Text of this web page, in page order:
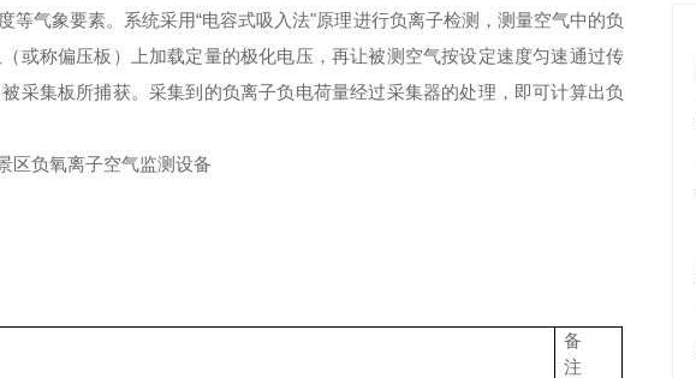
气象要素。系统采用“电容式吸入法"原理进行负离子检测，测量空气中的负
或称偏压板）上加载定量的极化电压，再让被测空气按设定速度匀速通过传
采集板所捕获。采集到的负离子负电荷量经过采集器的处理，即可计算出负
备
注